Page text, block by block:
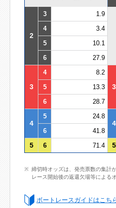
2
3
1.9
4
3.4
5
10.1
6
27.9
3
4 8.2
3
5
13.3
6
28.7
4
5 24.8
4
6
41.8
5 6 71.4 5
締切時オッズは、発売票数の集計
レース開始後の返還欠場等による
ボートレースガイドはこち